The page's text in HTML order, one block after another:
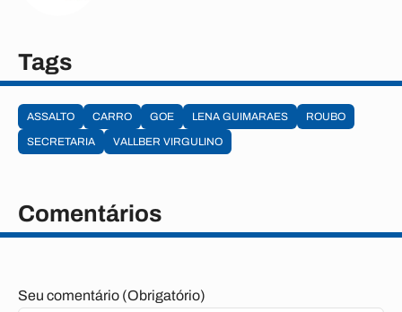
Tags
ASSALTO CARRO GOE LENA GUIMARAES
ROUBO
SECRETARIA
VALLBER VIRGULINO
Comentários
Seu comentário (Obrigatório)